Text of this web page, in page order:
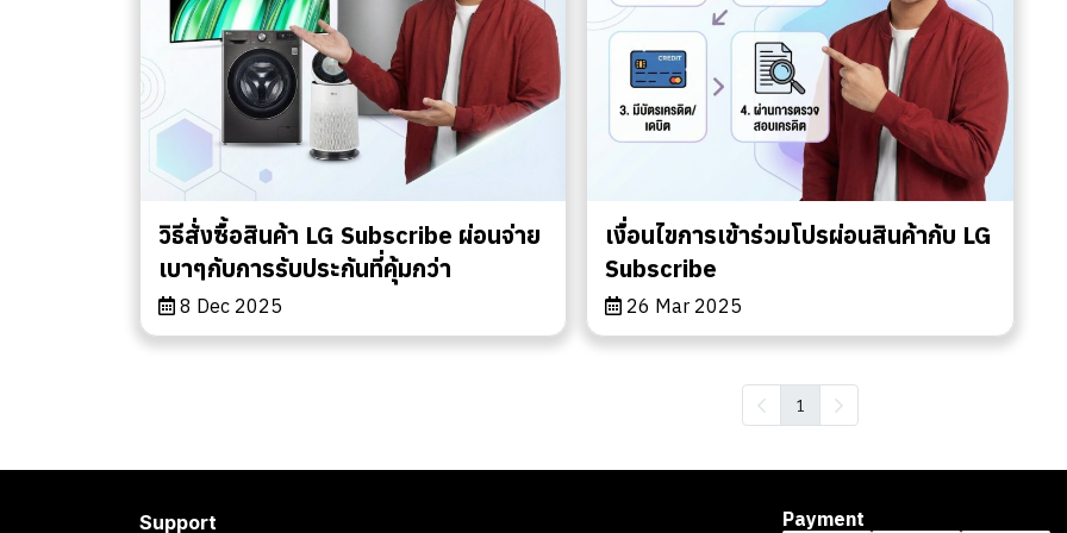
วิธีสั่งซื้อสินค้า LG Subscribe ผ่อนจ่าย
เบาๆกับการรับประกันที่คุ้มกว่า
8 Dec 2025
เงื่อนไขการเข้าร่วมโปรผ่อนสินค้ากับ LG
Subscribe
26 Mar 2025
1
Support Payment